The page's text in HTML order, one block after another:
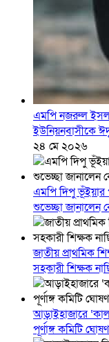
এমপি নজরুল
ইউনিয়নবাসীকে
২৪ মে ২০২৬
এমপি দিপু
শুভেচ্ছা জানালেন
জাতীয় প্রাথমিক
সহকারী শিক্ষক
আড়াইহাজারে
পূর্ণাঙ্গ কমিটি